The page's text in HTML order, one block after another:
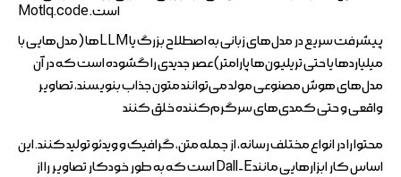
است.Motlq.code
پیشرفت سریع در مدل‌های زبانی به اصطلاح بزرگ یا LLMها (مدل‌هایی با
میلیاردها یا حتی تریلیون‌ها پارامتر) عصر جدیدی را گشوده است که در آن
مدل‌های هوش مصنوعی مولد می‌توانند متون جذاب بنویسند، تصاویر
واقعی و حتی کمدی‌های سرگرم‌کننده خلق کنند
محتوا را در انواع مختلف رسانه، از جمله متن، گرافیک و ویدئو تولید کنند. این
اساس کار ابزارهایی مانند Dall-E است که به طور خودکار تصاویر را از